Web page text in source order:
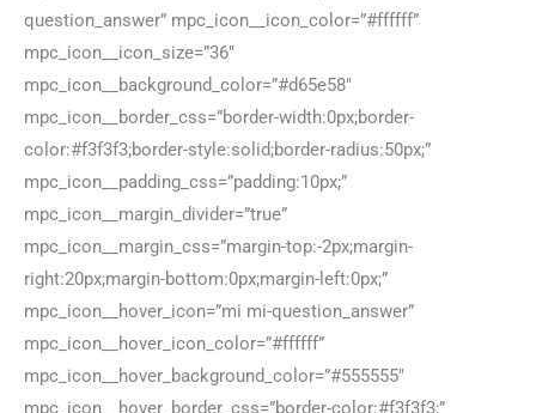
question_answer” mpc_icon__icon_color=”#ffffff”
mpc_icon__icon_size=”36″
mpc_icon__background_color=”#d65e58″
mpc_icon__border_css=”border-width:0px;border-
color:#f3f3f3;border-style:solid;border-radius:50px;”
mpc_icon__padding_css=”padding:10px;”
mpc_icon__margin_divider=”true”
mpc_icon__margin_css=”margin-top:-2px;margin-
right:20px;margin-bottom:0px;margin-left:0px;”
mpc_icon__hover_icon=”mi mi-question_answer”
mpc_icon__hover_icon_color=”#ffffff”
mpc_icon__hover_background_color=”#555555″
mpc_icon__hover_border_css=”border-color:#f3f3f3;”